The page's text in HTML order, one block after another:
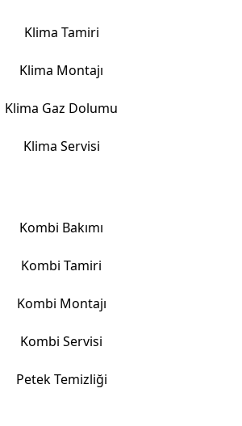
Klima Tamiri
Klima Montajı
Klima Gaz Dolumu
Klima Servisi
Kombi Bakımı
Kombi Tamiri
Kombi Montajı
Kombi Servisi
Petek Temizliği